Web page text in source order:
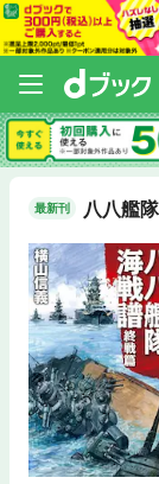
最新刊 八八艦